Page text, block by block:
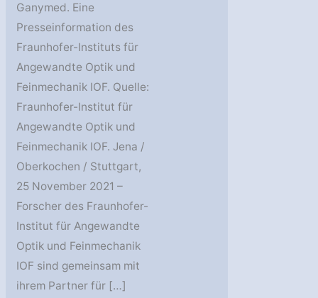
Ganymed. Eine
Presseinformation des
Fraunhofer-Instituts für
Angewandte Optik und
Feinmechanik IOF. Quelle:
Fraunhofer-Institut für
Angewandte Optik und
Feinmechanik IOF. Jena /
Oberkochen / Stuttgart,
25 November 2021 –
Forscher des Fraunhofer-
Institut für Angewandte
Optik und Feinmechanik
IOF sind gemeinsam mit
ihrem Partner für […]